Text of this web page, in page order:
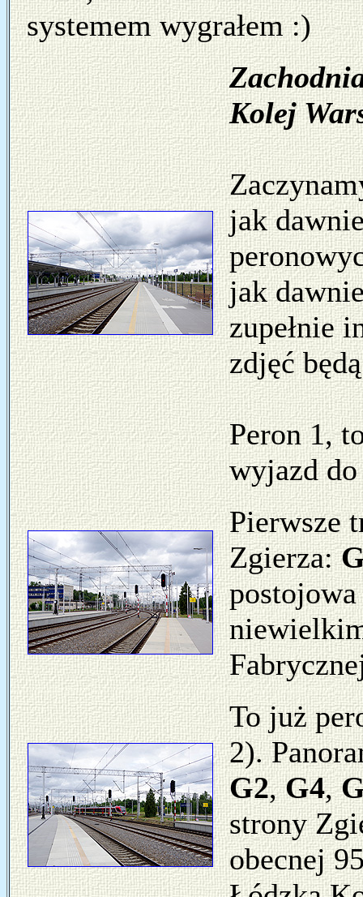
systemem wygrałem :)
Kolej
jak
jak
zupełnie
zdjęć
Peron 1,
wyjazd
Pierwsze
Zgierza:
To już
2).
G2,G4,
strony
obecnej